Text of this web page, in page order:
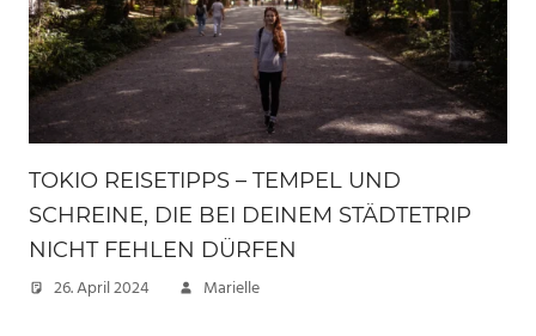
TOKIO REISETIPPS – TEMPEL UND
SCHREINE, DIE BEI DEINEM STÄDTETRIP
NICHT FEHLEN DÜRFEN
26. April 2024 Marielle